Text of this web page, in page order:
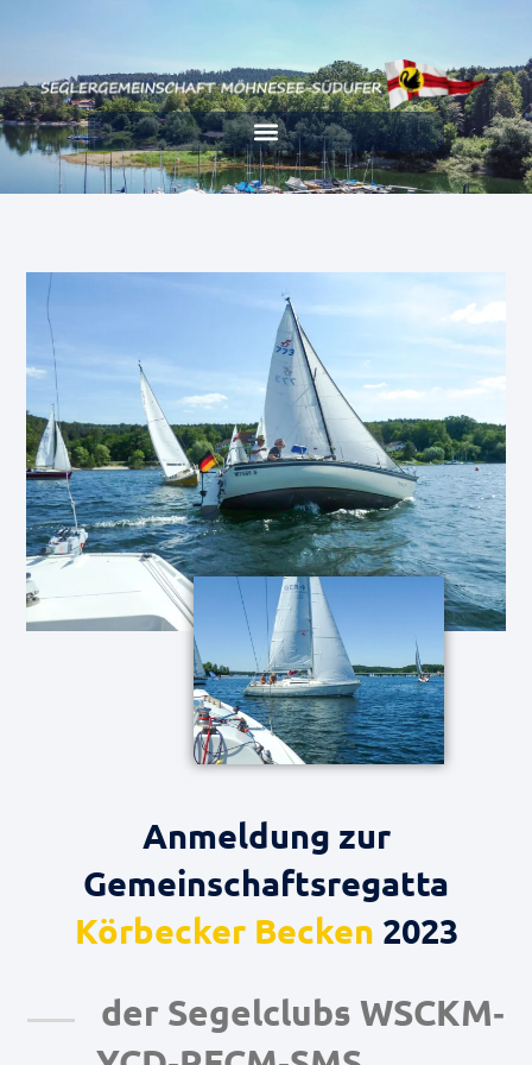
Anmeldung zur
Gemeinschaftsregatta
Körbecker Becken 2023
der Segelclubs WSCKM‐